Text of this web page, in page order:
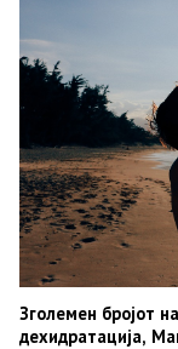
Зголемен бројот
дехидратација,